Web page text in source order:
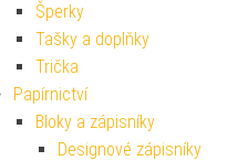
Šperky
Tašky a doplňky
Trička
Papírnictví
Bloky a zápisníky
Designové zápisníky